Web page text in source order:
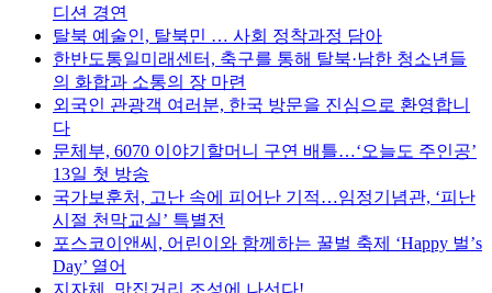
디션 경연
탈북 예술인, 탈북민 … 사회 정착과정 담아
한반도통일미래센터, 축구를 통해 탈북·남한 청소년들
의 화합과 소통의 장 마련
외국인 관광객 여러분, 한국 방문을 진심으로 환영합니
다
문체부, 6070 이야기할머니 구연 배틀…‘오늘도 주인공’
13일 첫 방송
국가보훈처, 고난 속에 피어난 기적…임정기념관, ‘피난
시절 천막교실’ 특별전
포스코이앤씨, 어린이와 함께하는 꿀벌 축제 ‘Happy 벌’s
Day’ 열어
지자체, 맛집거리 조성에 나선다!